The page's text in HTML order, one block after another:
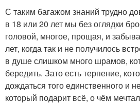
С таким багажом знаний трудно
в 18 или 20 лет мы без оглядки
головой, многое, прощая, и
лет, когда так и не получилось
в душе слишком много шрамов,
бередить. Зато есть терпение,
дождаться того единственного и
который подарит всё, о чём